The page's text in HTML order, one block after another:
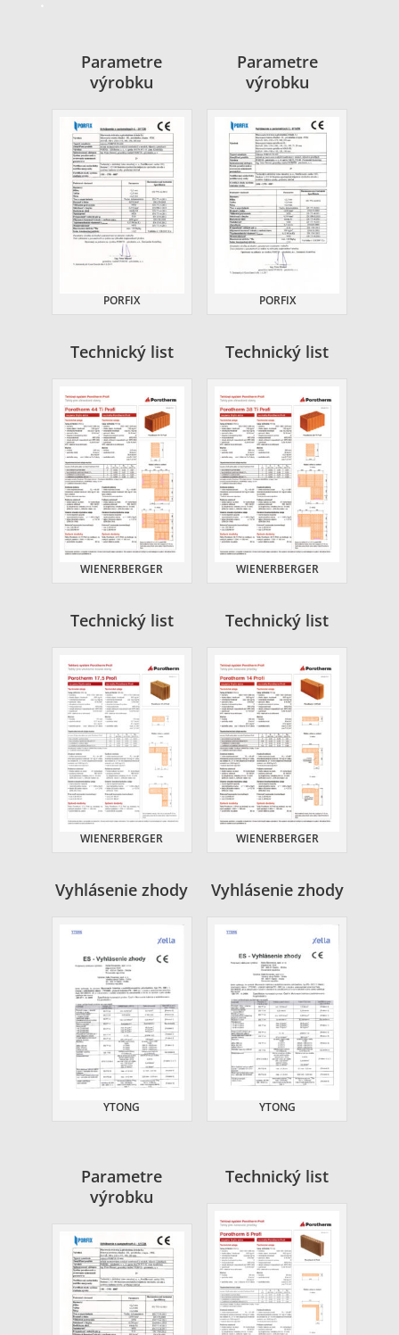
Parametre
výrobku
PORFIX
Technický list
WIENERBERGER
Technický list
WIENERBERGER
Vyhlásenie zhody
YTONG
Parametre
výrobku
PORFIX
Technický list
WIENERBERGER
Technický list
WIENERBERGER
Vyhlásenie zhody
YTONG
Parametre
výrobku
Technický list